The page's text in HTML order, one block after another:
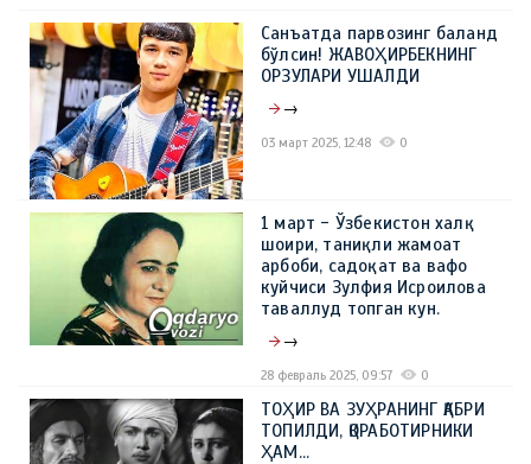
Санъатда парвозинг баланд
бўлсин! ЖАВОҲИРБЕКНИНГ
ОРЗУЛАРИ УШАЛДИ
→
03 март 2025, 12:48 0
1 март - Ўзбекистон халқ
шоири, таниқли жамоат
арбоби, садоқат ва вафо
куйчиси Зулфия Исроилова
таваллуд топган кун.
→
28 февраль 2025, 09:57 0
ТОҲИР ВА ЗУҲРАНИНГ ҚАБРИ
ТОПИЛДИ, ҚОРАБОТИРНИКИ
ҲАМ...